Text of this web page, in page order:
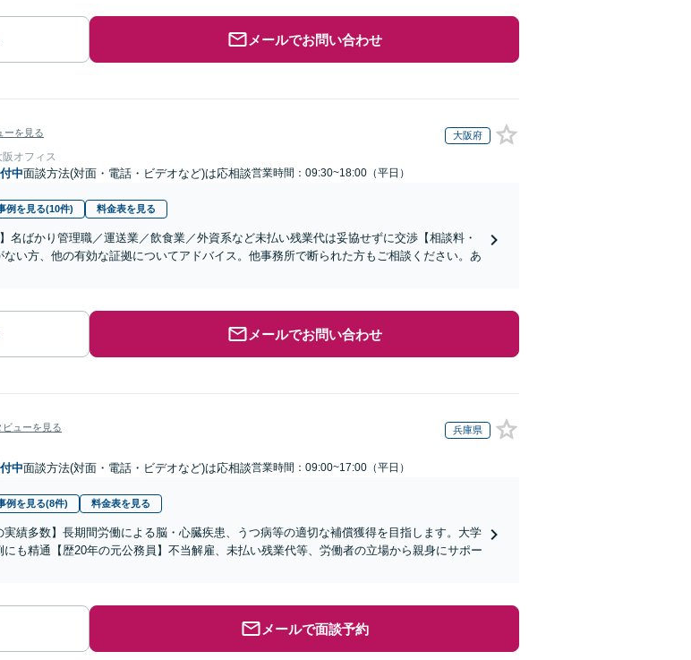
メールでお問い合わせ
ーを見る 大阪府
オフィス
中面談方法(対面・電話・ビデオなど)は応相談営業時間：09:30~18:00（平日）
例を見る(10件) 料金表を見る
名ばかり管理職／運送業／飲食業／外資系など未払い残業代は妥協せずに交渉【相談料・
い方、他の有効な証拠についてアドバイス。他事務所で断られた方もご相談ください。あ
メールでお問い合わせ
ビューを見る 兵庫県
中面談方法(対面・電話・ビデオなど)は応相談営業時間：09:00~17:00（平日）
例を見る(8件) 料金表を見る
実績多数】長期間労働による脳・心臓疾患、うつ病等の適切な補償獲得を目指します。大学
も精通【歴20年の元公務員】不当解雇、未払い残業代等、労働者の立場から親身にサポー
メールで面談予約